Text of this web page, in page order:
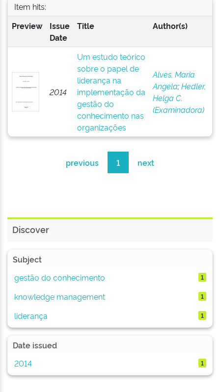
Item hits:
Preview
Issue
Date
Title Author(s)
2014
Um estudo teórico
sobre o papel de
liderança na
implementação da
gestão do
conhecimento nas
organizações
Alves, Maria
Angela;Hedler,
Helga C.
(Examinadora)
previous 1 next
Discover
Subject
gestão do conhecimento
1
knowledge management 1
liderança 1
Date issued
2014
1